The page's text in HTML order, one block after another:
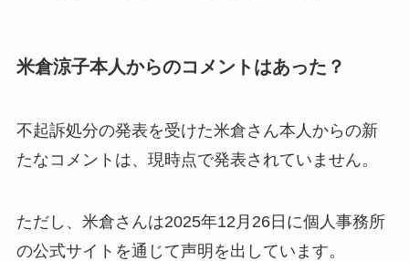
米倉涼子本人からのコメントはあった？
不起訴処分の発表を受けた米倉さん本人からの新
たなコメントは、現時点で発表されていません。
ただし、米倉さんは2025年12月26日に個人事務所
の公式サイトを通じて声明を出しています。